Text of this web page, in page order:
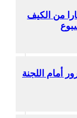
إدخال أزيد من 26 قنطارا من الكيف
أمام اللجنة